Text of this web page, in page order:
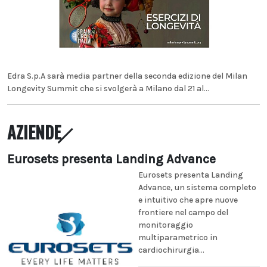
Edra S.p.A sarà media partner della seconda edizione del Milan
Longevity Summit che si svolgerà a Milano dal 21 al...
AZIENDE
Eurosets presenta Landing Advance
Eurosets presenta Landing
Advance, un sistema completo
e intuitivo che apre nuove
frontiere nel campo del
monitoraggio
multiparametrico in
cardiochirurgia...